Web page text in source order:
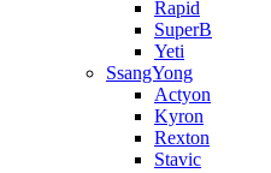
Rapid
SuperB
Yeti
SsangYong
Actyon
Kyron
Rexton
Stavic